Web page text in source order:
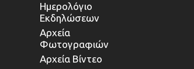
Ημερολόγιο
Εκδηλώσεων
Αρχεία
Φωτογραφιών
Αρχεία Βίντεο